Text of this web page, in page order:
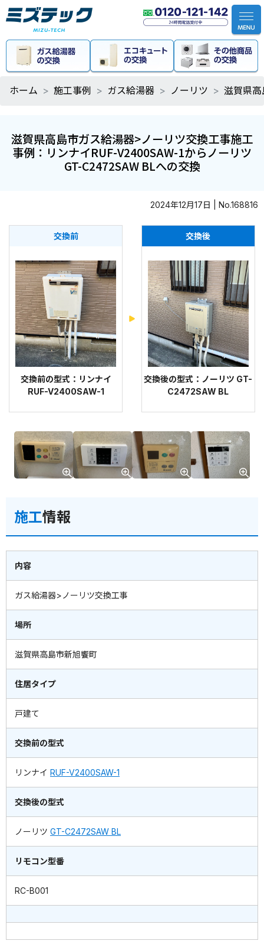
ホーム 施工事例 ガス給湯器 ノーリツ 滋賀県
滋賀県高島市ガス給湯器>ノーリツ交換工事施工
事例：リンナイRUF-V2400SAW-1からノーリツ
GT-C2472SAW BLへの交換
2024年12月17日 | No.168816
交換前
交換前の型式：リンナイ
RUF-V2400SAW-1
交換後
交換後の型式：ノーリツ GT-
C2472SAW BL
施工情報
内容
ガス給湯器>ノーリツ交換工事
場所
滋賀県高島市新旭饗町
住居タイプ
戸建て
交換前の型式
リンナイ RUF-V2400SAW-1
交換後の型式
ノーリツ GT-C2472SAW BL
リモコン型番
RC-B001